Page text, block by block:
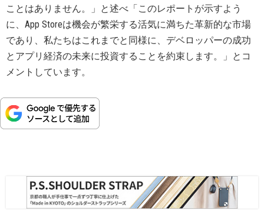
ことはありません。」と述べ「このレポートが示すよう
に、App Storeは機会が繁栄する活気に満ちた革新的な市場
であり、私たちはこれまでと同様に、デベロッパーの成功
とアプリ経済の未来に投資することを約束します。」とコ
メントしています。